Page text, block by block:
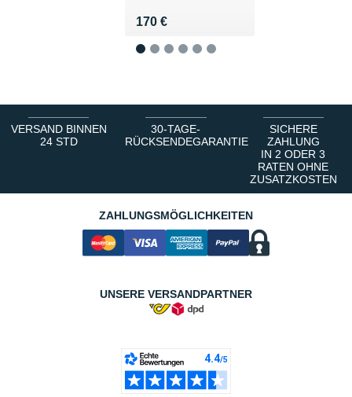
170 €
Vendu 170 €
VERSAND BINNEN
24 STD
30-TAGE-
RÜCKSENDEGARANTIE
SICHERE
ZAHLUNG
IN 2 ODER 3
RATEN OHNE
ZUSATZKOSTEN
ZAHLUNGSMÖGLICHKEITEN
UNSERE VERSANDPARTNER